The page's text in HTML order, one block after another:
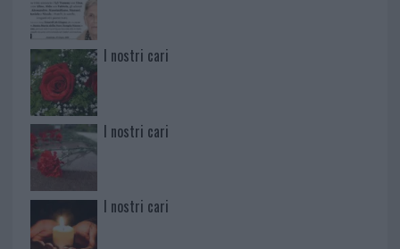
I nostri cari
I nostri cari
I nostri cari